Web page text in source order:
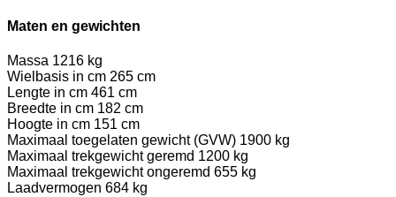
Maten en gewichten
Massa 1216 kg
Wielbasis in cm 265 cm
Lengte in cm 461 cm
Breedte in cm 182 cm
Hoogte in cm 151 cm
Maximaal toegelaten gewicht (GVW) 1900 kg
Maximaal trekgewicht geremd 1200 kg
Maximaal trekgewicht ongeremd 655 kg
Laadvermogen 684 kg